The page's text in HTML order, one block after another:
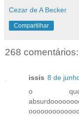
Cezar de A Becker
Compartilhar
268 comentários:
issis 8 de
o